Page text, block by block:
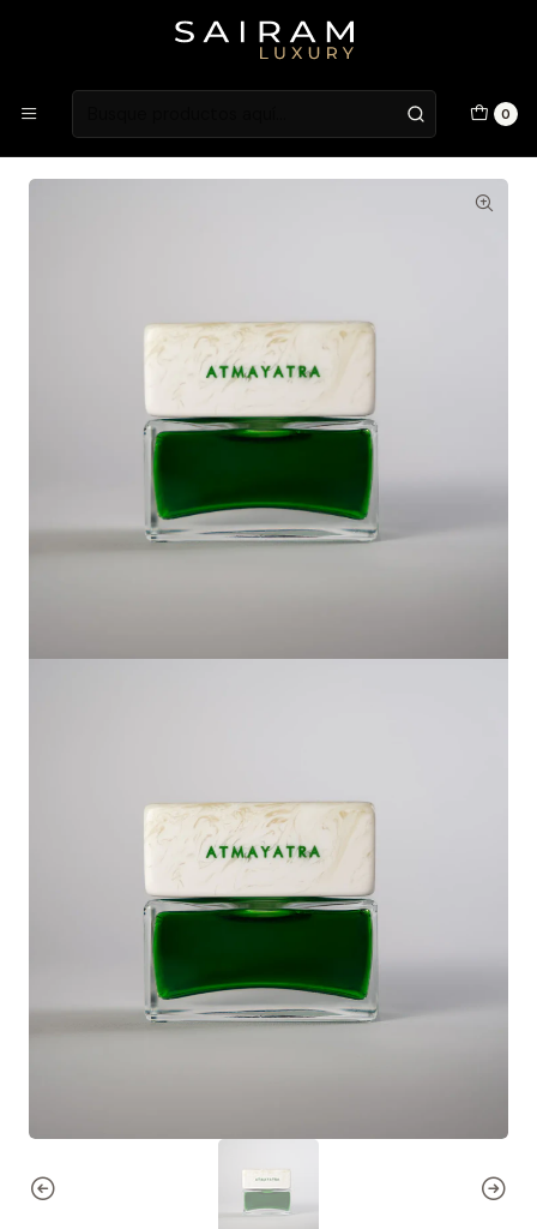
0
Atención en Guardia Vieja 202, Local 1
Inicio Fragancias Fragancias Unisex
Perfume Spiritica Atmayatra Unisex Extracto 50 ml